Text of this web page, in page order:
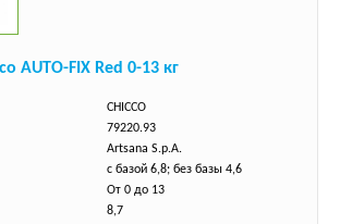
AUTO-FIX Red 0-13 кг
CHICCO
79220.93
Artsana S.p.A.
с базой 6,8; без базы 4,6
От 0 до 13
8,7